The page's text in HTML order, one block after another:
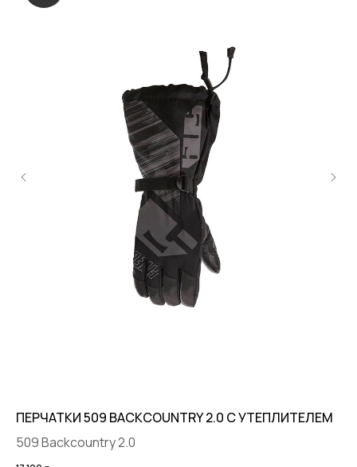
ПЕРЧАТКИ 509 BACKCOUNTRY 2.0 С УТЕПЛИТЕЛЕМ
509 Backcountry 2.0
ПРАЙД ЛАХТА
ПОЛИТИКА КОНФИДЕНЦИАЛЬНОСТИ